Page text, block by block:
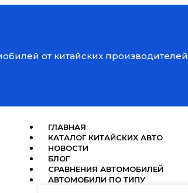
от китайских производителей
ГЛАВНАЯ
КАТАЛОГ КИТАЙСКИХ АВТО
НОВОСТИ
БЛОГ
СРАВНЕНИЯ АВТОМОБИЛЕЙ
АВТОМОБИЛИ ПО ТИПУ